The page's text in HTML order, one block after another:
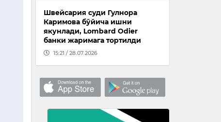
Швейсария суди Гулнора
Каримова бўйича ишни
якунлади, Lombard Odier
банки жаримага тортилди
15:21 / 28.07.2026